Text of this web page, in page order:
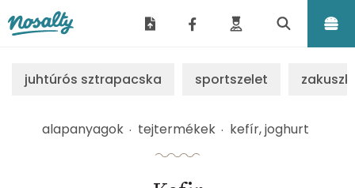
juhtúrós sztrapacska sportszelet
alapanyagok tejtermékek kefír, joghurt